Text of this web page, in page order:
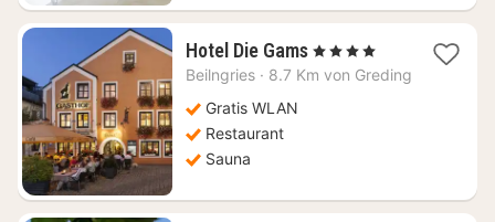
Hotel Die Gams1
Nacht
, 4 Sterne
Beilngries · 8.7 Km von Greding
Gratis WLAN
Restaurant
Sauna